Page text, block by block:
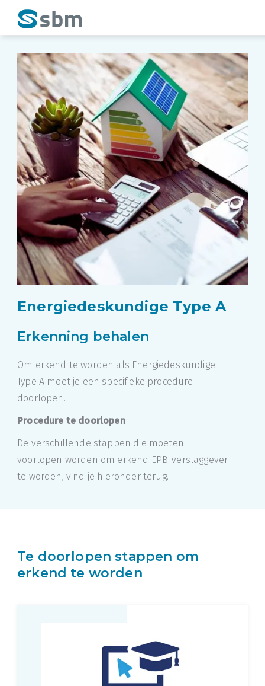
Energiedeskundige Type A
Erkenning behalen
Om erkend te worden als Energiedeskundige
Type A moet je een specifieke procedure
doorlopen.
Procedure te doorlopen
De verschillende stappen die moeten
voorlopen worden om erkend EPB-verslaggever
te worden, vind je hieronder terug.
Te doorlopen stappen om
erkend te worden